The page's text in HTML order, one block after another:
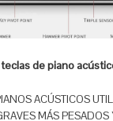
de piano
ACÚSTICOS
MÁS PESADOS